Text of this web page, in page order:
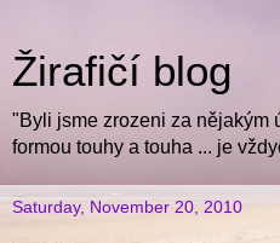
Žirafičí blog
"Byli jsme zrozeni za nějakým
formou touhy a touha ... je
Saturday, November 20, 2010